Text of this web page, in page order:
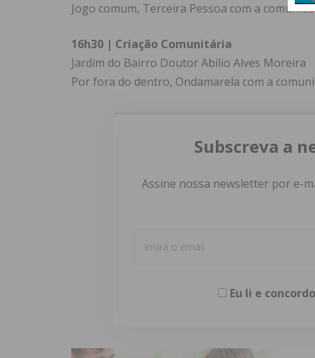
Jogo comum, Terceira Pessoa com a
16h30 | Criação Comunitária
Jardim do Bairro Doutor Abílio Alves Moreira
Por fora do dentro, Ondamarela com a
Subscreva a
Assine nossa newsletter por e-
Eu li e